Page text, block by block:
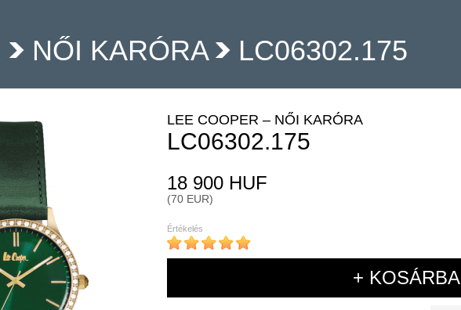
>
NŐI KARÓRA >
LC06302.175
LEE COOPER – NŐI KARÓRA
LC06302.175
18 900 HUF
(70 EUR)
Értékelés
+ KOSÁRBA